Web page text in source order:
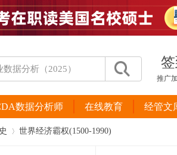
签
推广
数据分析师 在线教育 经管文
世界经济霸权(1500-1990)